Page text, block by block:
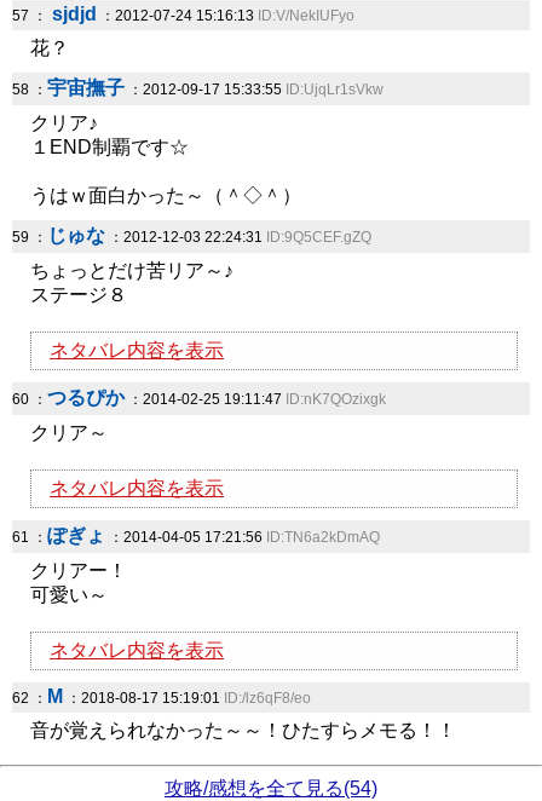
57 ： sjdjd ：2012-07-24 15:16:13 ID:V/NekIUFyo
花？
58 ： 宇宙撫子 ：2012-09-17 15:33:55 ID:UjqLr1sVkw
クリア♪
１END制覇です☆
うはｗ面白かった～（＾◇＾）
59 ： じゅな ：2012-12-03 22:24:31 ID:9Q5CEF.gZQ
ちょっとだけ苦リア～♪
ステージ８
ネタバレ内容を表示
60 ： つるぴか：2014-02-25 19:11:47 ID:nK7QOzixgk
クリア～
ネタバレ内容を表示
61 ： ぽぎょ ：2014-04-05 17:21:56 ID:TN6a2kDmAQ
クリアー！
可愛い～
ネタバレ内容を表示
62 ： M ：2018-08-17 15:19:01 ID:/lz6qF8/eo
音が覚えられなかった～～！ひたすらメモる！！
攻略/感想を全て見る(54)